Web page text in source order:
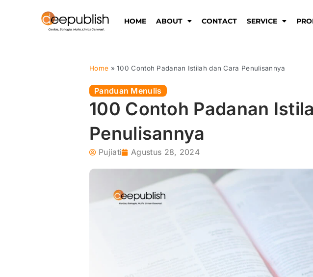
HOME ABOUT CONTACT SERVICE
Home »100 Contoh Padanan Istilah dan Cara Penulisannya
Panduan Menulis
100 Contoh Padanan
Penulisannya
Pujiati Agustus 28, 2024